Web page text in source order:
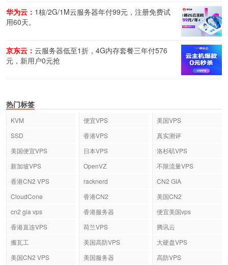
华为云： 1核/2G/1M云服务器年付99元，注册免费试
用60天。
京东云： 云服务器低至1折，4G内存套餐三年付576
元，新用户0元抢
热门标签
KVM 便宜VPS
美国VPS
SSD
香港VPS
真实测评
美国便宜VPS
日本VPS
洛杉矶VPS
新加坡VPS
OpenVZ
不限流量VPS
香港CN2 VPS
racknerd
CN2 GIA
CloudCone
香港CN2
美国CN2
cn2 gia vps
香港服务器
便宜美国vps
香港直连VPS
荷兰VPS
腾讯云
搬瓦工
美国高防VPS
大硬盘VPS
美国CN2 VPS
美国服务器
高防VPS